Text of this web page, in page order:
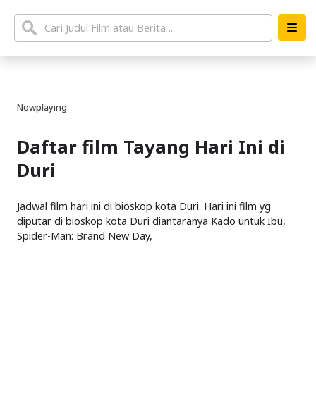
Nowplaying
Daftar film Tayang Hari Ini di
Duri
Jadwal film hari ini di bioskop kota Duri. Hari ini film yg
diputar di bioskop kota Duri diantaranya Kado untuk Ibu,
Spider-Man: Brand New Day,